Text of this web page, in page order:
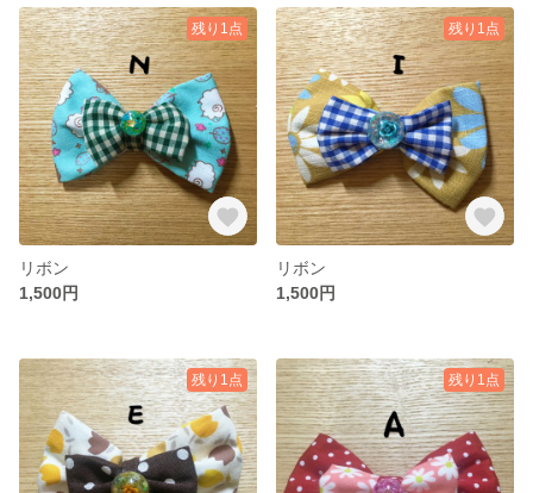
残り1点
リボン
1,500円
残り1点
リボン
1,500円
残り1点 残り1点